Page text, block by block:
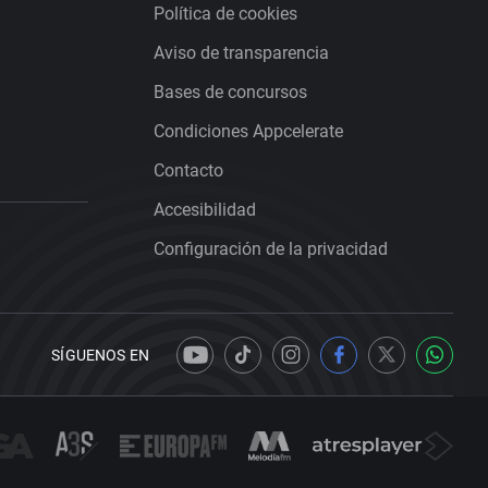
Política de cookies
Aviso de transparencia
Bases de concursos
Condiciones Appcelerate
Contacto
Accesibilidad
Configuración de la privacidad
SÍGUENOS EN